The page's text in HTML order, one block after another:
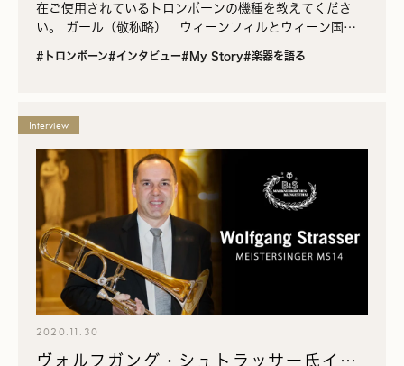
在ご使用されているトロンボーンの機種を教えてくださ
い。 ガール（敬称略） ウィーンフィルとウィーン国立
〈B&S〉“マイ…
#トロンボーン#インタビュー#My Story#楽器を語る
Interview
2020.11.30
ヴォルフガング・シュトラッサー氏イン